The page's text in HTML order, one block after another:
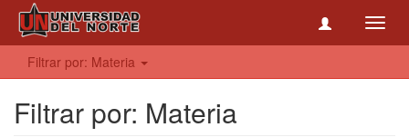
Filtrar por: Materia
Filtrar por: Materia